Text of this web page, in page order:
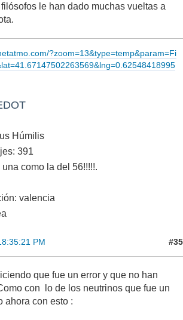
le han dado muchas vueltas a
?zoom=13&type=temp&param=Fi
Húmilis
391
como la del 56!!!!!.
valencia
PM #35
que fue un error y que no han
con lo de los neutrinos que fue un
ahora con esto :